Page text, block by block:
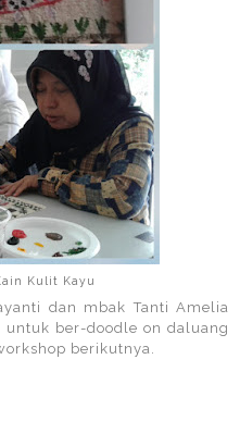
Kulit Kayu
dan mbak Tanti Amelia
ber-doodle on daluang
berikutnya.